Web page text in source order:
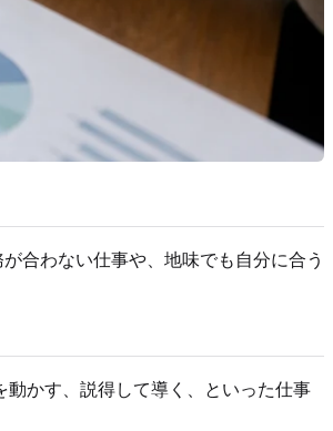
合わない仕事や、地味でも自分に合う
かす、説得して導く、といった仕事